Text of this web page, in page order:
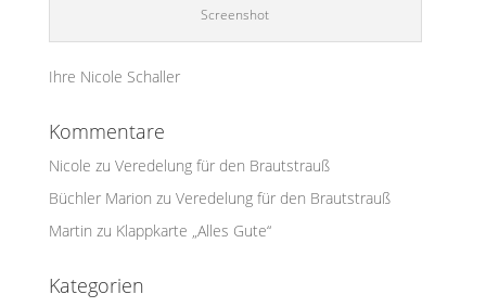
Screenshot
Ihre Nicole Schaller
Kommentare
Nicole zu Veredelung für den Brautstrauß
Büchler Marion zu Veredelung für den Brautstrauß
Martin zu Klappkarte „Alles Gute“
Kategorien